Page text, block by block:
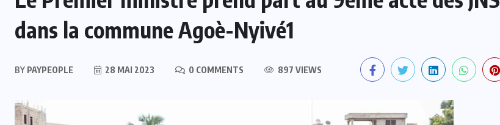
dans la commune Agoè-Nyivé1
BY PAYPEOPLE 28 MAI 2023 0 COMMENTS 897 VIEWS